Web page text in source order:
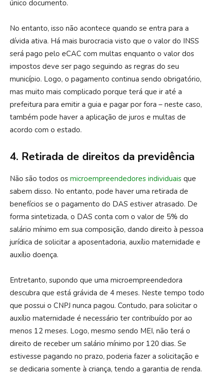
único documento.
No entanto, isso não acontece quando se entra para a
dívida ativa. Há mais burocracia visto que o valor do INSS
será pago pelo eCAC com multas enquanto o valor dos
impostos deve ser pago seguindo as regras do seu
município. Logo, o pagamento continua sendo obrigatório,
mas muito mais complicado porque terá que ir até a
prefeitura para emitir a guia e pagar por fora – neste caso,
também pode haver a aplicação de juros e multas de
acordo com o estado.
4. Retirada de direitos da previdência
Não são todos os microempreendedores individuais que
sabem disso. No entanto, pode haver uma retirada de
benefícios se o pagamento do DAS estiver atrasado. De
forma sintetizada, o DAS conta com o valor de 5% do
salário mínimo em sua composição, dando direito à pessoa
jurídica de solicitar a aposentadoria, auxílio maternidade e
auxílio doença.
Entretanto, supondo que uma microempreendedora
descubra que está grávida de 4 meses. Neste tempo todo
que possui o CNPJ nunca pagou. Contudo, para solicitar o
auxílio maternidade é necessário ter contribuído por ao
menos 12 meses. Logo, mesmo sendo MEI, não terá o
direito de receber um salário mínimo por 120 dias. Se
estivesse pagando no prazo, poderia fazer a solicitação e
se dedicaria somente à criança, tendo a garantia de renda.